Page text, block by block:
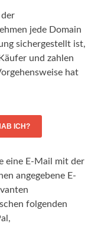
jede Domain
sichergestellt ist,
und zahlen
hat
ICH?
eine E-Mail mit der
angegebene E-
folgenden